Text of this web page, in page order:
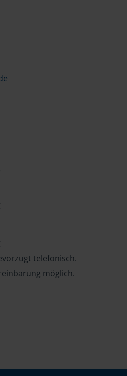
telefonisch.
möglich.